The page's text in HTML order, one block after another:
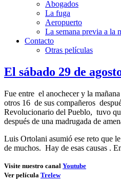
Abogados
La fuga
Aeropuerto
La semana previa a la
Contacto
Otras películas
El sábado 29 de
Fue entre el anochecer y la
otros 16 de sus compañeros
Revolucionario del Pueblo, tuvo
después de una madrugada de
Luis Ortolani asumió ese reto que
de muchos. Hay de esas causas .
Visite nuestro canal Youtube
Ver película Trelew